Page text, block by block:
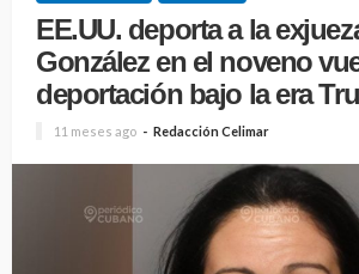
EE.UU. deporta a la
González en el noveno
deportación bajo la era
11 meses ago Redacción Celimar